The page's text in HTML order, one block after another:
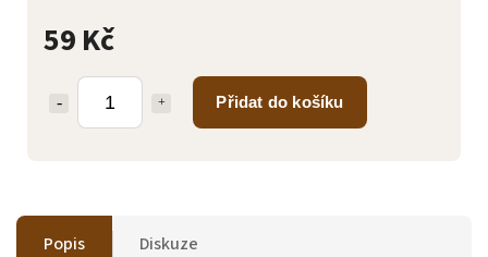
59 Kč
Přidat do košíku
Popis Diskuze